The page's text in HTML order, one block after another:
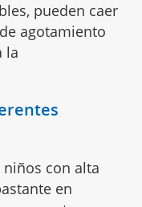
pueden caer
agotamiento
la
niños con alta
en